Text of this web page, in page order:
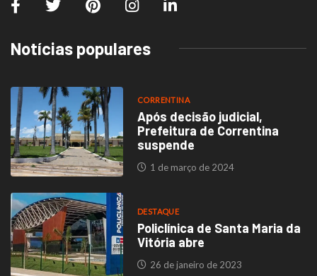
Notícias populares
CORRENTINA
Após decisão judicial,
Prefeitura de Correntina
suspende
1 de março de 2024
DESTAQUE
Policlínica de Santa Maria da
Vitória abre
26 de janeiro de 2023